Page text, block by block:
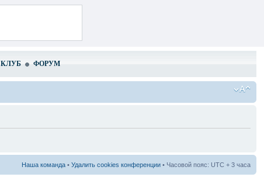
КЛУБ ФОРУМ
Наша команда • Удалить cookies конференции • Часовой пояс: UTC + 3 часа